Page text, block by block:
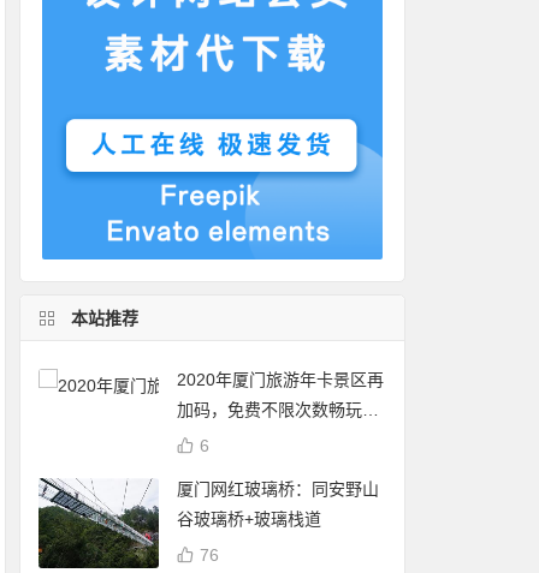
本站推荐
2020年厦门旅游年卡景区再
加码，免费不限次数畅玩24
个景点
6
厦门网红玻璃桥：同安野山
谷玻璃桥+玻璃栈道
76